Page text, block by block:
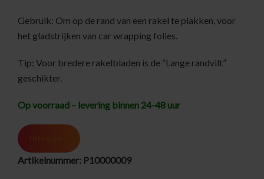
Gebruik: Om op de rand van een rakel te plakken, voor
het gladstrijken van car wrapping folies.
Tip: Voor bredere rakelbladen is de “Lange randvilt”
geschikter.
Op voorraad – levering binnen 24-48 uur
Artikelnummer: P10000009